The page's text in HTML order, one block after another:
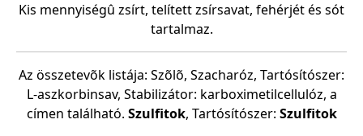
Kis mennyiségû zsírt, telített zsírsavat, fehérjét és sót
tartalmaz.
Az összetevõk listája: Szõlõ, Szacharóz, Tartósítószer:
L-aszkorbinsav, Stabilizátor: karboximetilcellulóz, a
címen található. Szulfitok, Tartósítószer: Szulfitok